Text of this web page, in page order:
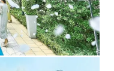
音響照明、スクリーン他
フォトギャラリーを見る